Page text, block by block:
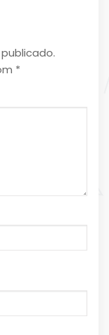
*